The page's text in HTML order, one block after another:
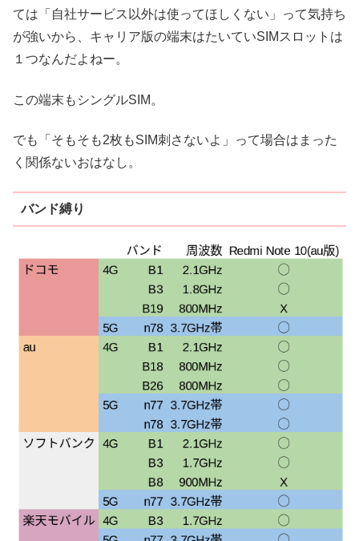
ては「自社サービス以外は使ってほしくない」って気持ち
が強いから、キャリア版の端末はたいていSIMスロットは
１つなんだよねー。
この端末もシングルSIM。
でも「そもそも2枚もSIM刺さないよ」って場合はまった
く関係ないおはなし。
バンド縛り